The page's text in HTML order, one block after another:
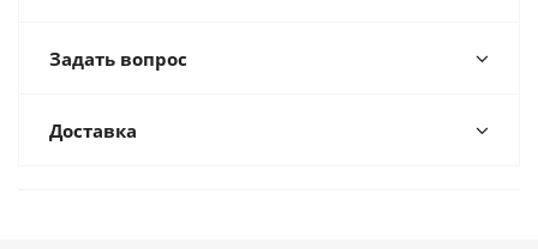
Задать вопрос
Доставка